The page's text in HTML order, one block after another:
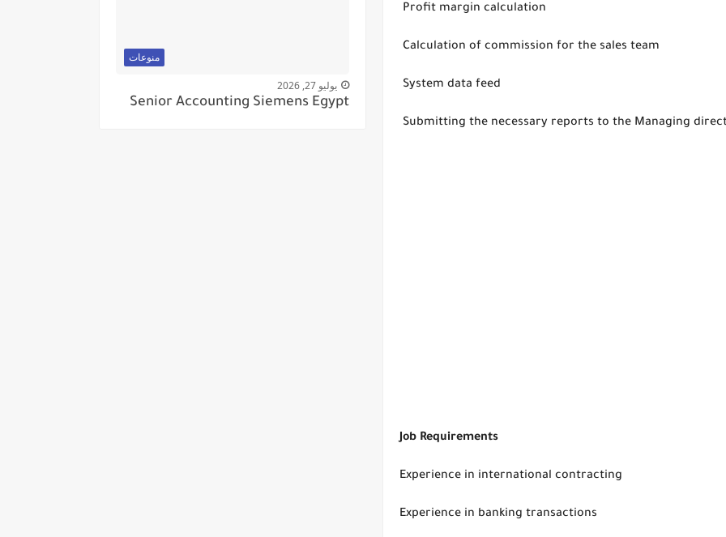
Profit margin calculation
Calculation of commission for the sales team
System data feed
Submitting the necessary reports to the Managing
Job Requirements
Experience in international contracting
Experience in banking transactions
منوعات
يوليو 27, 2026
Senior Accounting Siemens Egypt